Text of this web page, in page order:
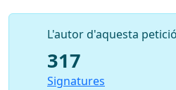
L'autor d'aquesta
317
Signatures